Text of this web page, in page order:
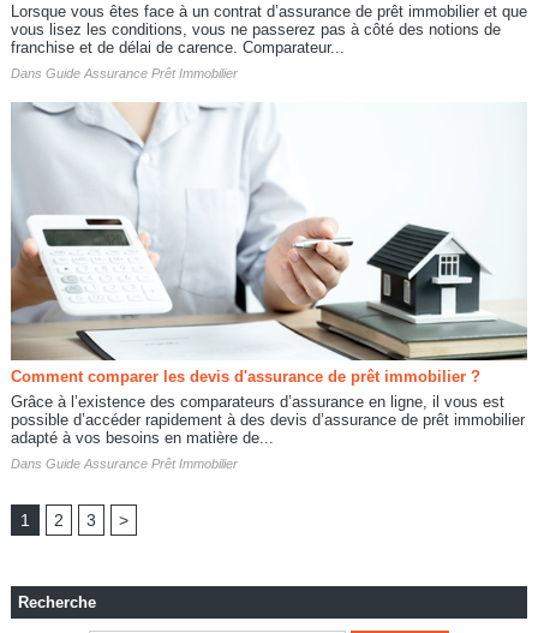
Lorsque vous êtes face à un contrat d’assurance de prêt immobilier et que
vous lisez les conditions, vous ne passerez pas à côté des notions de
franchise et de délai de carence. Comparateur...
Dans Guide Assurance Prêt Immobilier
Comment comparer les devis d'assurance de prêt immobilier ?
Grâce à l’existence des comparateurs d’assurance en ligne, il vous est
possible d’accéder rapidement à des devis d’assurance de prêt immobilier
adapté à vos besoins en matière de...
Dans Guide Assurance Prêt Immobilier
1 2 3 >
Recherche